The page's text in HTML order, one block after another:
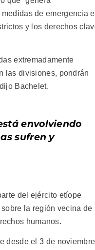
de emergencia
y los derechos
extremadamente
las divisiones, pondrán
Bachelet.
envolviendo
sufren y
del ejército etíope
la región vecina de
humanos.
desde el 3 de noviembre